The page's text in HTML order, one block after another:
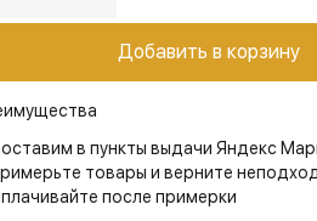
Добавить в корзину
в пункты выдачи Яндекс
товары и верните
после примерки